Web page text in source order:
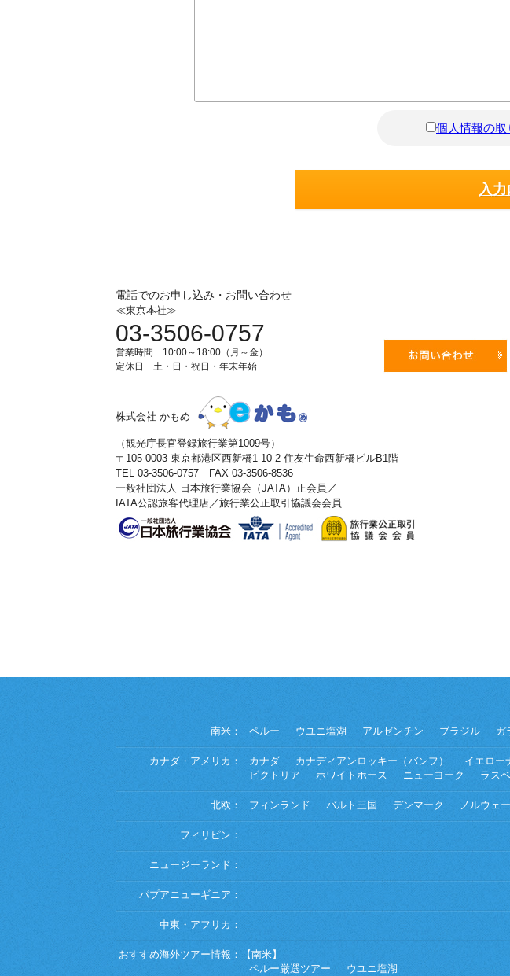
個人情報の取
電話でのお申し込み・お問い合わせ
≪東京本社≫
03-3506-0757
営業時間 10:00～18:00（月～金）
定休日 土・日・祝日・年末年始
株式会社 かもめ
（観光庁長官登録旅行業第1009号）
〒105-0003 東京都港区西新橋1-10-2 住友生命西新橋ビルB1階
TEL 03-3506-0757 FAX 03-3506-8536
一般社団法人 日本旅行業協会（JATA）正会員／
IATA公認旅客代理店／旅行業公正取引協議会会員
南米： ペルー ウユニ塩湖 アルゼンチン ブラジル ガ
カナダ・アメリカ： カナダ カナディアンロッキー（バンフ） イエロー
ビクトリア
ホワイトホース ニューヨーク ラス
北欧： フィンランド バルト三国 デンマーク ノルウェー
フィリピン：
ニュージーランド：
パプアニューギニア：
中東・アフリカ：
おすすめ海外ツアー情報：
【南米】
ペルー厳選ツアー
ウユニ塩湖